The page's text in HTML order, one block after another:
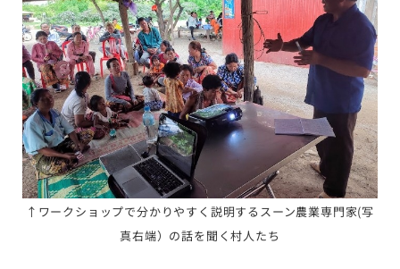
↑ワークショップで分かりやすく説明するスーン農業専門家(写
真右端）の話を聞く村人たち